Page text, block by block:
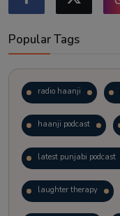
Popular Tags
radio haanji
haanji podcast
latest punjabi podcast
laughter therapy